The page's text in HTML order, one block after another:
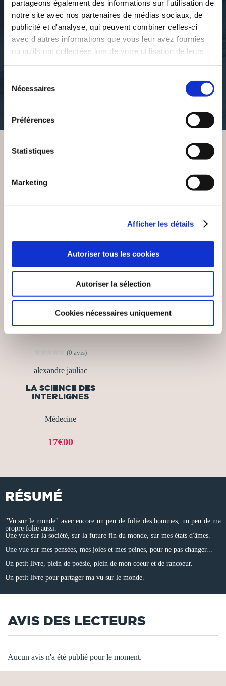
partageons également des informations sur l'utilisation de
notre site avec nos partenaires de médias sociaux, de
publicité et d'analyse, qui peuvent combiner celles-ci
avec d'autres informations que vous leur avez fournies
ou qu'ils ont collectées lors de votre utilisation de leurs
Nécessaires
Préférences
Statistiques
Marketing
Afficher les détails
Autoriser tous les cookies
Autoriser la sélection
Cookies nécessaires uniquement
Thomas Pilla
APRÈS LA PLUIE
VIENDRA LE BEAU
poesies
Thomas Pilla
DE LA LUMIÈRE À
L'OBSCURITÉ
(0 avis)
alexandre jauliac
LA SCIENCE DES
INTERLIGNES
Médecine
17€00
RÉSUMÉ
"Vu sur le monde" avec encore un peu de folie des hommes, un peu de ma
propre folie aussi.
Une vue sur la société, sur la future fin du monde, sur mes états d'âmes.
Une vue sur mes pensées, mes joies et mes peines, pour ne pas changer...
Un petit livre, plein de poésie, plein de mon coeur et de rancoeur.
Un petit livre pour partager ma vu sur le monde.
AVIS DES LECTEURS
Aucun avis n'a été publié pour le moment.